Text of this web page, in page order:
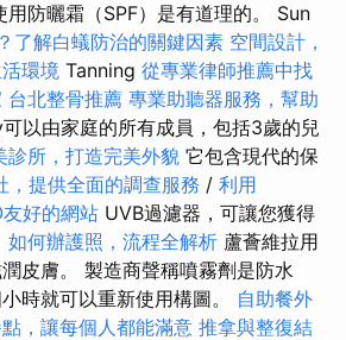
防曬霜（SPF）是有道理的。 Sun
了解白蟻防治的關鍵因素 空間設計，
環境 Tanning 從專業律師推薦中找
台北整骨推薦 專業助聽器服務，幫助
以由家庭的所有成員，包括3歲的兒
診所，打造完美外貌 它包含現代的保
，提供全面的調查服務 / 利用
好的網站 UVB過濾器，可讓您獲得
如何辦護照，流程全解析 蘆薈維拉用
皮膚。 製造商聲稱噴霧劑是防水
時就可以重新使用構圖。 自助餐外
，讓每個人都能滿意 推拿與整復結